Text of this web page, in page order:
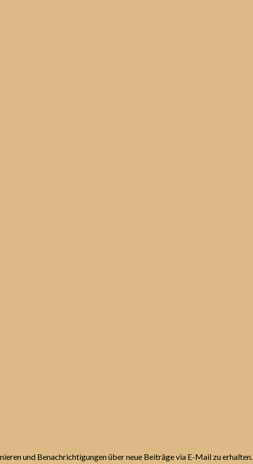
und Benachrichtigungen über neue Beiträge via E-Mail zu erhalten.